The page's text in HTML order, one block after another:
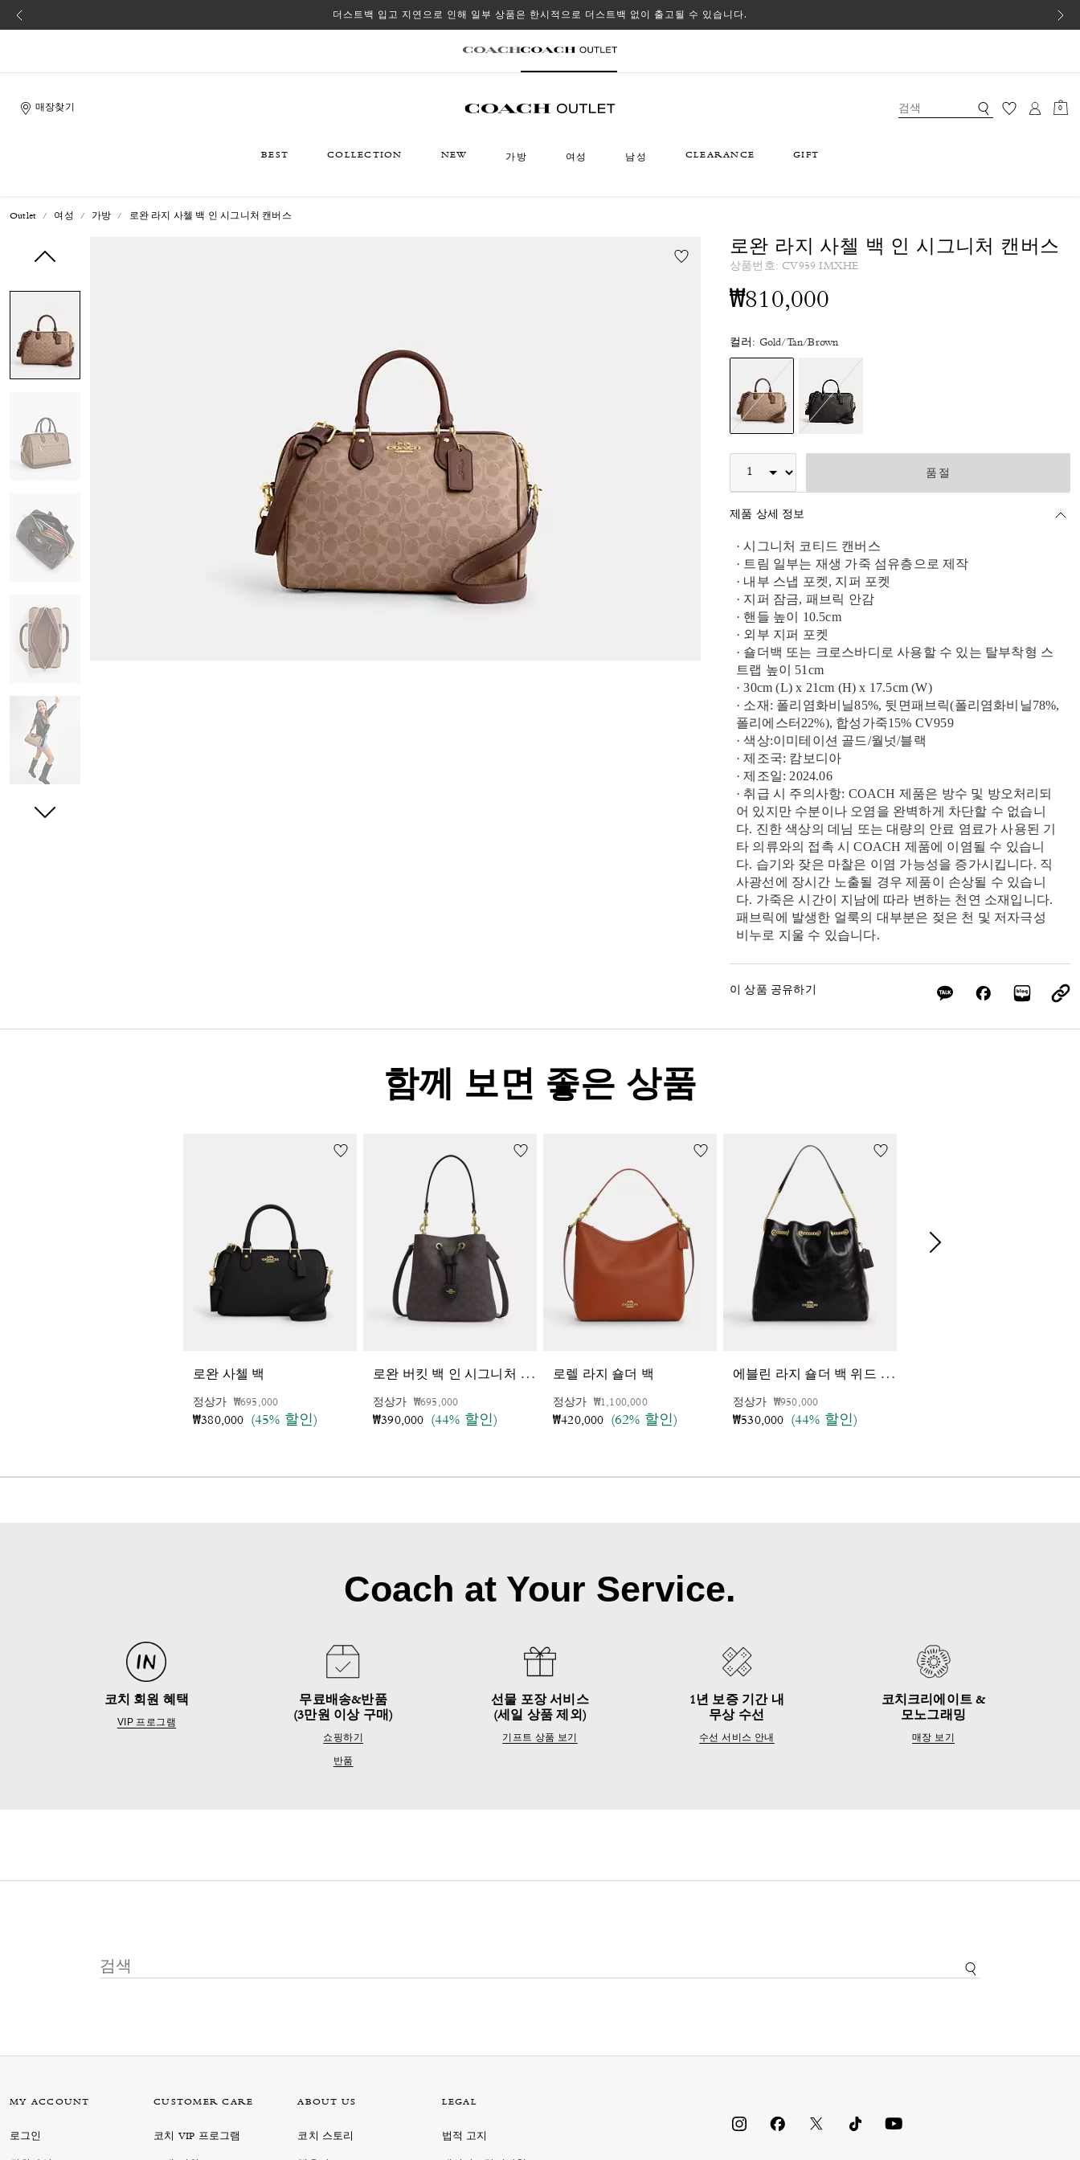
더스트백 입고 지연으로 인해 일부 상품은 한시적으로 더스트백 없이 출고될 수 있습니다.
매장찾기 0
BEST COLLECTION NEW 가방 여성 남성 CLEARANCE GIFT
Outlet 여성 가방 로완 라지 사첼 백 인 시그니처 캔버스
로완 라지 사첼 백 인 시그니처 캔버스
상품번호: CV959 IMXHE
₩810,000
컬러: Gold/Tan/Brown
품절
제품 상세 정보
· 시그니처 코티드 캔버스
· 트림 일부는 재생 가죽 섬유층으로 제작
· 내부 스냅 포켓, 지퍼 포켓
· 지퍼 잠금, 패브릭 안감
· 핸들 높이 10.5cm
· 외부 지퍼 포켓
· 숄더백 또는 크로스바디로 사용할 수 있는 탈부착형 스
트랩 높이 51cm
· 30cm (L) x 21cm (H) x 17.5cm (W)
· 소재: 폴리염화비닐85%, 뒷면패브릭(폴리염화비닐78%,
폴리에스터22%), 합성가죽15% CV959
· 색상:이미테이션 골드/월넛/블랙
· 제조국: 캄보디아
· 제조일: 2024.06
· 취급 시 주의사항: COACH 제품은 방수 및 방오처리되
어 있지만 수분이나 오염을 완벽하게 차단할 수 없습니
다. 진한 색상의 데님 또는 대량의 안료 염료가 사용된 기
타 의류와의 접촉 시 COACH 제품에 이염될 수 있습니
다. 습기와 잦은 마찰은 이염 가능성을 증가시킵니다. 직
사광선에 장시간 노출될 경우 제품이 손상될 수 있습니
다. 가죽은 시간이 지남에 따라 변하는 천연 소재입니다.
패브릭에 발생한 얼룩의 대부분은 젖은 천 및 저자극성
비누로 지울 수 있습니다.
이 상품 공유하기
함께 보면 좋은 상품
로완 사첼 백
정상가 가격 인하 전
₩695,000인하됨
₩380,000 (45% 할인)
로
완 버킷 백 인 시그니처 캔버스
정상가 가격 인하 전
₩695,000인하됨
₩390,000 (44% 할인)
로렐 라지 숄더 백
정상가 가격 인하 전
₩1,100,000인하됨
₩420,000 (62% 할인)
에
블린 라지 숄더 백 위드 퀼팅
정상가 가격 인하 전
₩950,000인하됨
₩530,000 (44% 할인)
Coach at Your Service.
코치 회원 혜택
VIP 프로그램
무료배송&반품
(3만원 이상 구매)
쇼핑하기
반품
선물 포장 서비스
(세일 상품 제외)
기프트 상품 보기
1년 보증 기간 내
무상 수선
수선 서비스 안내
코치크리에이트 &
모노그래밍
매장 보기
MY ACCOUNT
로그인
CUSTOMER CARE
코치 VIP 프로그램
ABOUT US
코치 스토리
LEGAL
법적 고지